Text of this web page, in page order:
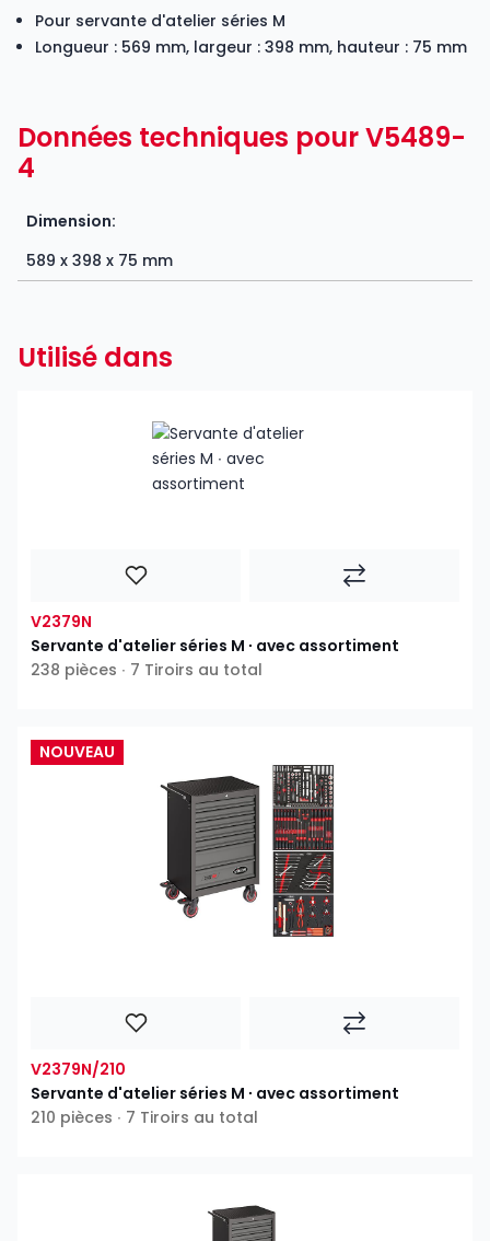
Pour servante d'atelier séries M
Longueur : 569 mm, largeur : 398 mm, hauteur : 75 mm
Données techniques pour V5489-
4
Dimension:
589 x 398 x 75 mm
Utilisé dans
V2379N
Servante d'atelier séries M ∙ avec assortiment
238 pièces ∙ 7 Tiroirs au total
NOUVEAU
V2379N/210
Servante d'atelier séries M ∙ avec assortiment
210 pièces ∙ 7 Tiroirs au total